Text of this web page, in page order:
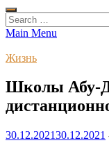
Search
for:
Main Menu
Жизнь
Школы Абу-
30.12.202130.12.2021